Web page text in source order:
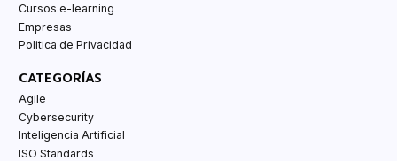
Cursos e-learning
Empresas
Politica de Privacidad
CATEGORÍAS
Agile
Cybersecurity
Inteligencia Artificial
ISO Standards